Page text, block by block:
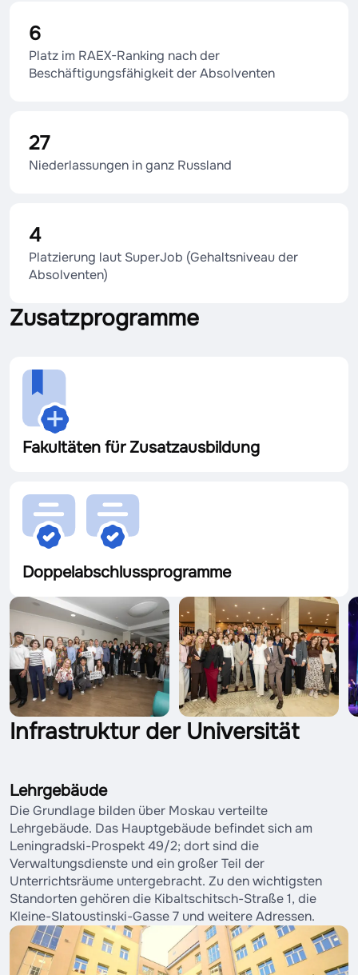
6
Platz im RAEX-Ranking nach der
Beschäftigungsfähigkeit der Absolventen
27
Niederlassungen in ganz Russland
4
Platzierung laut SuperJob (Gehaltsniveau der
Absolventen)
Zusatzprogramme
Fakultäten für Zusatzausbildung
Doppelabschlussprogramme
Infrastruktur der Universität
Lehrgebäude
Die Grundlage bilden über Moskau verteilte
Lehrgebäude. Das Hauptgebäude befindet sich am
Leningradski-Prospekt 49/2; dort sind die
Verwaltungsdienste und ein großer Teil der
Unterrichtsräume untergebracht. Zu den wichtigsten
Standorten gehören die Kibaltschitsch-Straße 1, die
Kleine-Slatoustinski-Gasse 7 und weitere Adressen.